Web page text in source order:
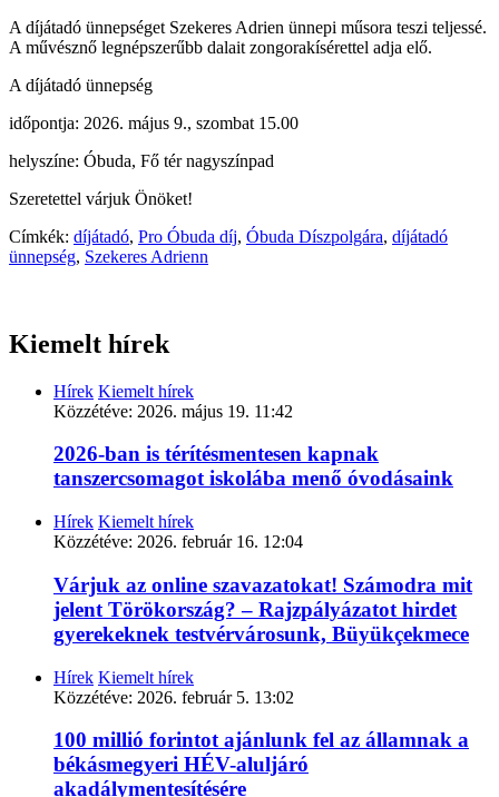
A díjátadó ünnepséget Szekeres Adrien ünnepi műsora teszi teljessé.
A művésznő legnépszerűbb dalait zongorakísérettel adja elő.
A díjátadó ünnepség
időpontja: 2026. május 9., szombat 15.00
helyszíne: Óbuda, Fő tér nagyszínpad
Szeretettel várjuk Önöket!
Címkék: díjátadó, Pro Óbuda díj, Óbuda Díszpolgára, díjátadó
ünnepség, Szekeres Adrienn
Kiemelt hírek
Hírek Kiemelt hírek
Közzétéve: 2026. május 19. 11:42
2026-ban is térítésmentesen kapnak
tanszercsomagot iskolába menő óvodásaink
Hírek Kiemelt hírek
Közzétéve: 2026. február 16. 12:04
Várjuk az online szavazatokat! Számodra mit
jelent Törökország? – Rajzpályázatot hirdet
gyerekeknek testvérvárosunk, Büyükçekmece
Hírek Kiemelt hírek
Közzétéve: 2026. február 5. 13:02
100 millió forintot ajánlunk fel az államnak a
békásmegyeri HÉV-aluljáró
akadálymentesítésére